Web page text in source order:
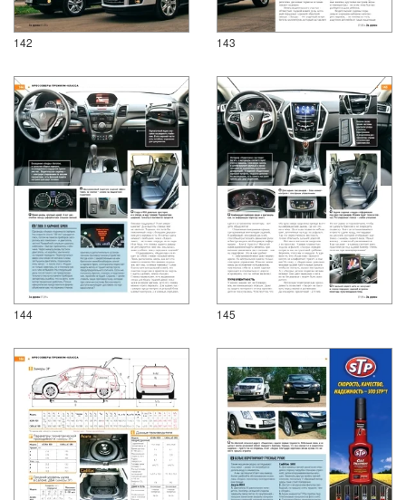
142 143
144 145